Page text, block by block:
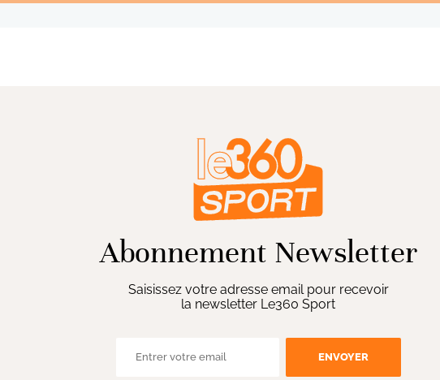
Abonnement Newsletter
Saisissez votre adresse email pour recevoir
la newsletter Le360 Sport
ENVOYER